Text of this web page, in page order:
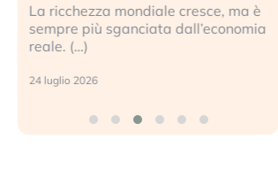
La ricchezza mondiale cresce, ma è
sempre più sganciata dall’economia
reale. (…)
24 luglio 2026